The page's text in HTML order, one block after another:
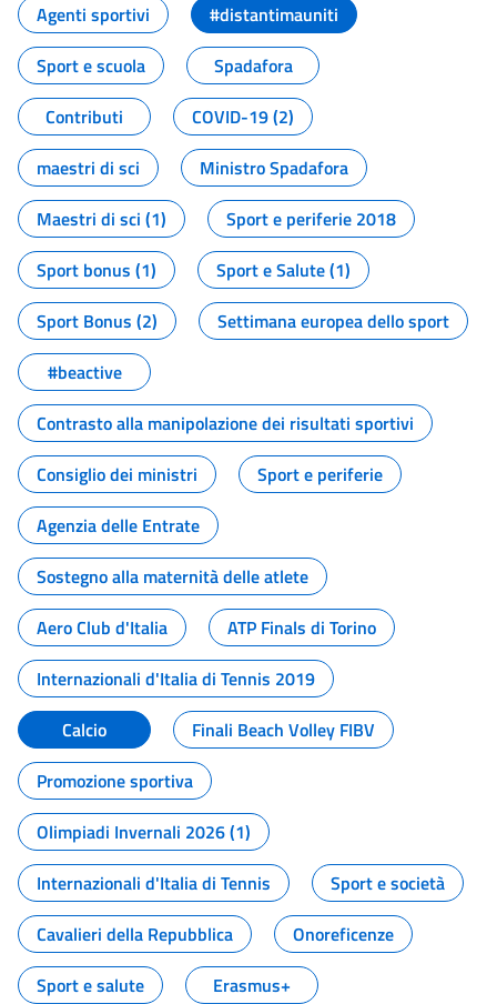
Agenti sportivi
#distantimauniti
Sport e scuola
Spadafora
Contributi
COVID-19 (2)
maestri di sci
Ministro Spadafora
Maestri di sci (1)
Sport e periferie 2018
Sport bonus (1)
Sport e Salute (1)
Sport Bonus (2)
Settimana europea dello sport
#beactive
Contrasto alla manipolazione dei risultati sportivi
Consiglio dei ministri
Sport e periferie
Agenzia delle Entrate
Sostegno alla maternità delle atlete
Aero Club d'Italia
ATP Finals di Torino
Internazionali d'Italia di Tennis 2019
Calcio
Finali Beach Volley FIBV
Promozione sportiva
Olimpiadi Invernali 2026 (1)
Internazionali d'Italia di Tennis
Sport e società
Cavalieri della Repubblica
Onoreficenze
Sport e salute
Erasmus+